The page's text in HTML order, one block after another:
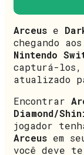
Arceus e
chegando
Nintendo
capturá-
atualizado
Encontrar
Diamond/
jogador
Arceus em
você deve